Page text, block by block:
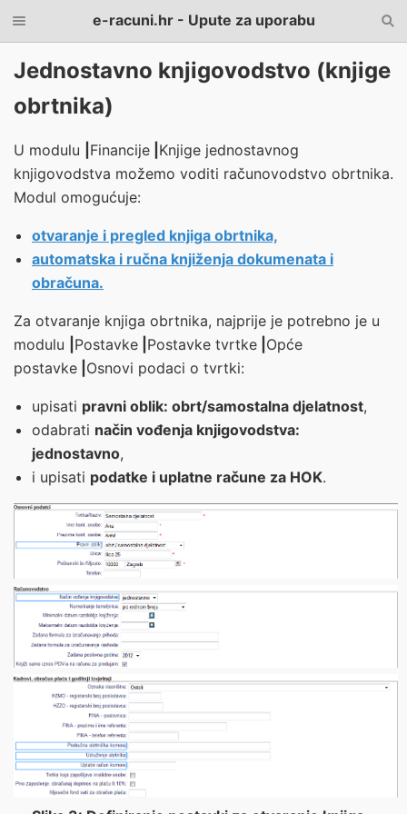
e-racuni.hr - Upute za uporabu
Jednostavno knjigovodstvo (knjige
obrtnika)
U modulu Financije Knjige jednostavnog
knjigovodstva možemo voditi računovodstvo obrtnika.
Modul omogućuje:
otvaranje i pregled knjiga obrtnika,
automatska i ručna knjiženja dokumenata i
obračuna.
Za otvaranje knjiga obrtnika, najprije je potrebno je u
modulu
Postavke Postavke tvrtke Opće
postavke Osnovi podaci o tvrtki:
upisati pravni oblik: obrt/samostalna djelatnost,
odabrati način vođenja knjigovodstva:
jednostavno,
i upisati podatke i uplatne račune za HOK.